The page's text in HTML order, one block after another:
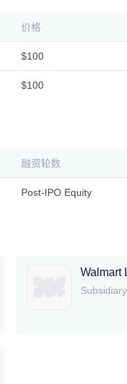
价格
$100
$100
融资轮数
Post-IPO Equity
Walmart
Subsidiary